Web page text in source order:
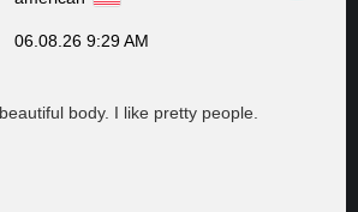
06.08.26 9:29 AM
body. I like pretty people.